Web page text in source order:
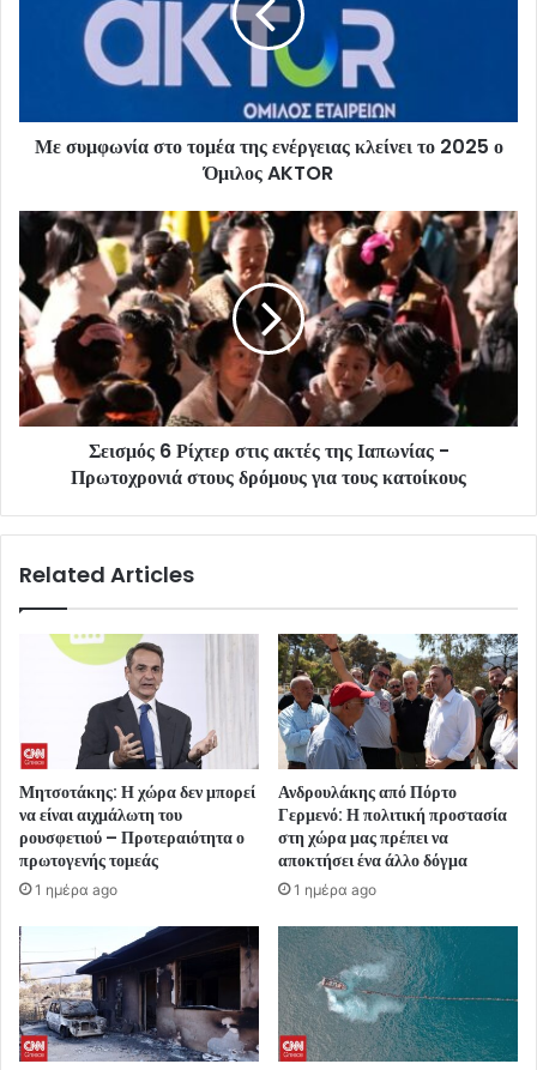
Με συμφωνία στο τομέα της ενέργειας κλείνει το 2025 ο
Όμιλος AKTOR
Σεισμός 6 Ρίχτερ στις ακτές της Ιαπωνίας -
Πρωτοχρονιά στους δρόμους για τους κατοίκους
Related Articles
Μητσοτάκης: Η χώρα δεν μπορεί
να είναι αιχμάλωτη του
ρουσφετιού – Προτεραιότητα ο
πρωτογενής τομεάς
1 ημέρα ago
Ανδρουλάκης από Πόρτο
Γερμενό: Η πολιτική προστασία
στη χώρα μας πρέπει να
αποκτήσει ένα άλλο δόγμα
1 ημέρα ago